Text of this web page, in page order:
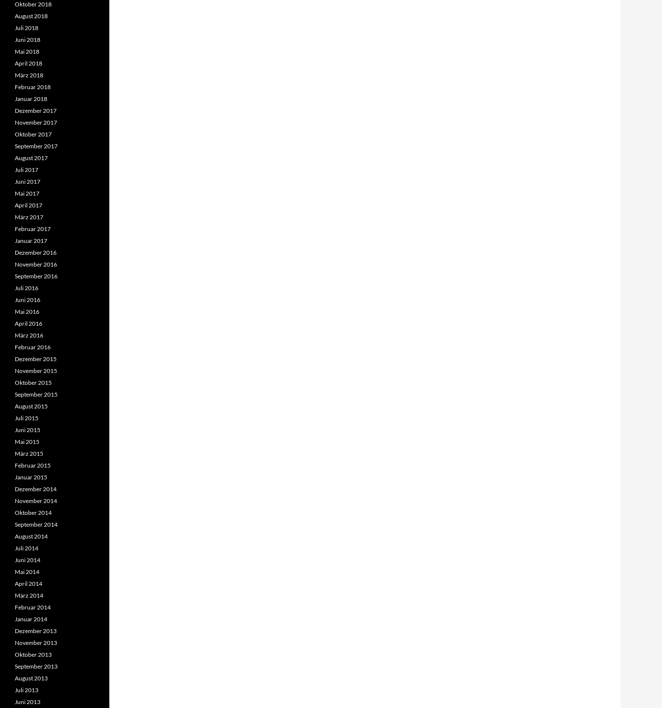
Oktober 2018
August 2018
Juli 2018
Juni 2018
Mai 2018
April 2018
März 2018
Februar 2018
Januar 2018
Dezember 2017
November 2017
Oktober 2017
September 2017
August 2017
Juli 2017
Juni 2017
Mai 2017
April 2017
März 2017
Februar 2017
Januar 2017
Dezember 2016
November 2016
September 2016
Juli 2016
Juni 2016
Mai 2016
April 2016
März 2016
Februar 2016
Dezember 2015
November 2015
Oktober 2015
September 2015
August 2015
Juli 2015
Juni 2015
Mai 2015
März 2015
Februar 2015
Januar 2015
Dezember 2014
November 2014
Oktober 2014
September 2014
August 2014
Juli 2014
Juni 2014
Mai 2014
April 2014
März 2014
Februar 2014
Januar 2014
Dezember 2013
November 2013
Oktober 2013
September 2013
August 2013
Juli 2013
Juni 2013